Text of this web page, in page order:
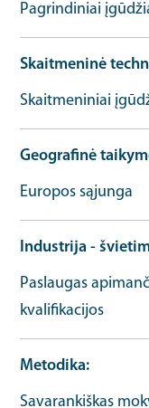
Pagrindiniai
Skaitmeninė
Skaitmeniniai
Geografinė
Europos sąjunga
Industrija -
Paslaugas
kvalifikacijos
Metodika
Savarankiškas